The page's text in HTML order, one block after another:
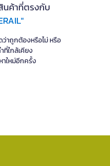
นค้าที่ตรงกับ
าถูกต้องหรือไม่ หรือ
ที่ใกล้เคียง
ใหม่อีกครั้ง